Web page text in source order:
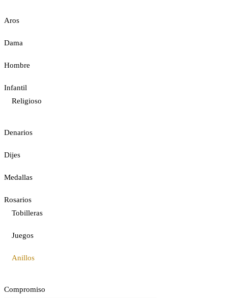
Aros
Dama
Hombre
Infantil
Religioso
Denarios
Dijes
Medallas
Rosarios
Tobilleras
Juegos
Anillos
Compromiso